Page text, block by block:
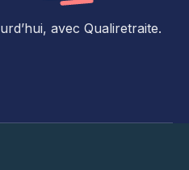
avec Qualiretraite.